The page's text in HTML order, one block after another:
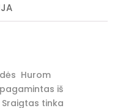
Hurom
iš
Sraigtas tinka